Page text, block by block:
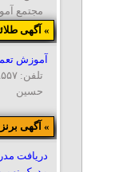
» آگهی
آموزش
حسین
تلفن: ۰۹۱۹۱۵۳۸۵۵۷
» آگهی
دریافت